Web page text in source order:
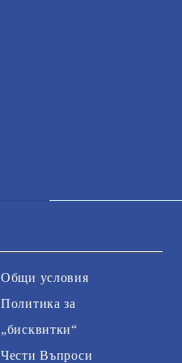
Общи условия
Политика за
„бисквитки“
Чести Въпроси